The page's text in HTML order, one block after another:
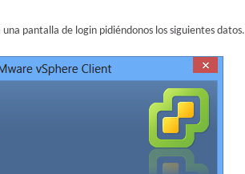
pantalla de login pidiéndonos los siguientes datos.